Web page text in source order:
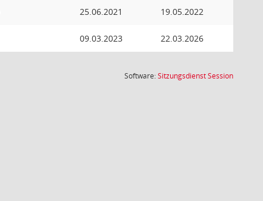
25.06.2021 19.05.2022
09.03.2023 22.03.2026
Software:SitzungsdienstSession(Wird in